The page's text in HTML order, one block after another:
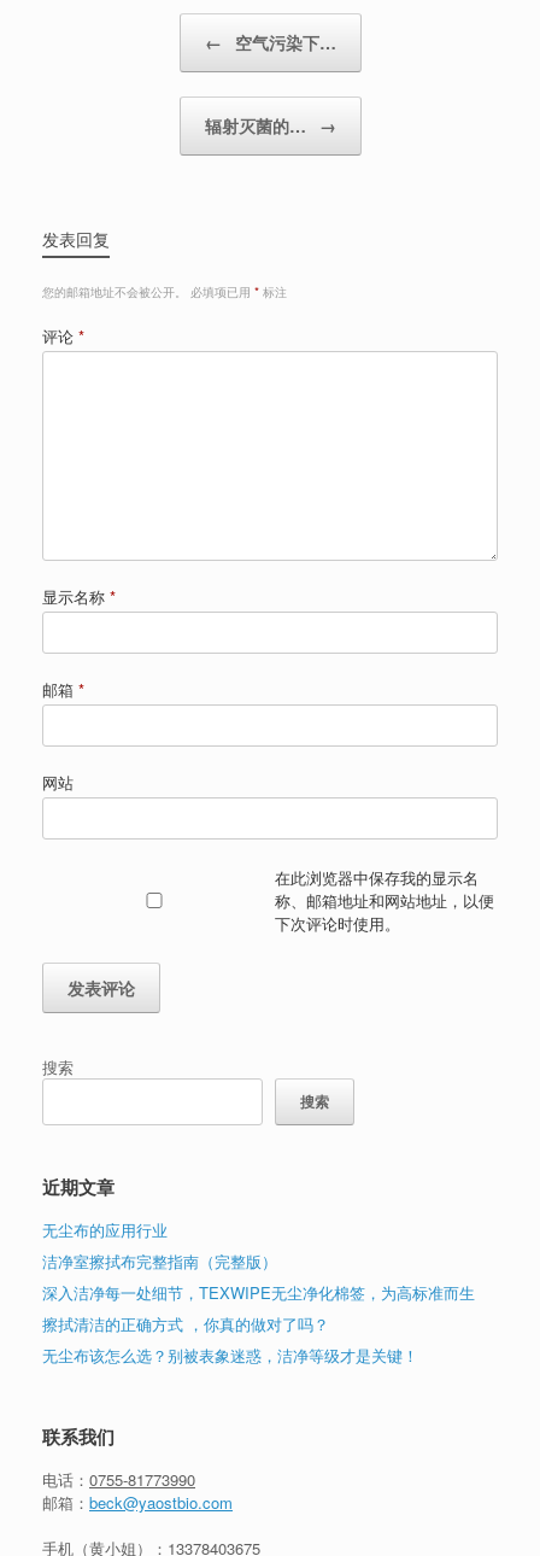
← 空气污染下…
辐射灭菌的… →
发表回复
您的邮箱地址不会被公开。 必填项已用 * 标注
评论 *
显示名称 *
邮箱 *
网站
在此浏览器中保存我的显示名
称、邮箱地址和网站地址，以便
下次评论时使用。
搜索
搜索
近期文章
无尘布的应用行业
洁净室擦拭布完整指南（完整版）
深入洁净每一处细节，TEXWIPE无尘净化棉签，为高标准而生
擦拭清洁的正确方式 ，你真的做对了吗？
无尘布该怎么选？别被表象迷惑，洁净等级才是关键！
联系我们
电话： 0755-81773990
邮箱： beck@yaostbio.com
手机（黄小姐）： 13378403675